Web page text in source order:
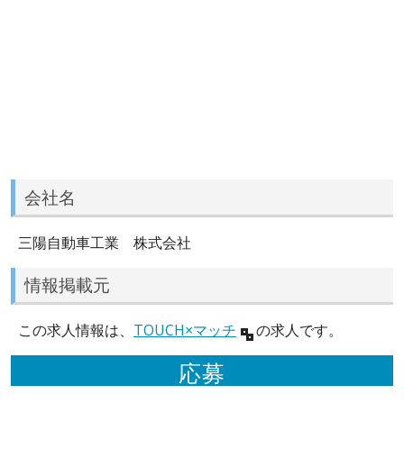
会社名
三陽自動車工業 株式会社
情報掲載元
この求人情報は、 TOUCH×マッチ の求人です。
応募